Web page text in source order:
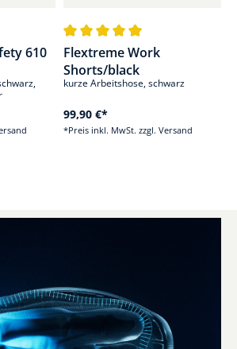
von 5 von 5 Sternen
610
Durchschnittliche Bewertung
Flextreme Work
Shorts/black
kurze Arbeitshose, schwarz
99,90 €*
*Preis inkl. MwSt. zzgl. Versand